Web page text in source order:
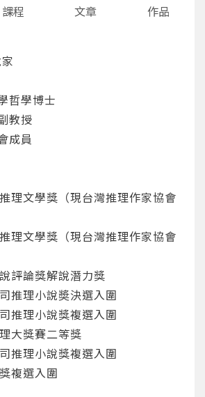
課程 文章 作品
哲學博士
教授
成員
理文學獎（現台灣推理作家協會
理文學獎（現台灣推理作家協會
評論獎解說潛力獎
推理小說奬決選入圍
推理小說獎複選入圍
大獎賽二等獎
推理小說獎複選入圍
複選入圍